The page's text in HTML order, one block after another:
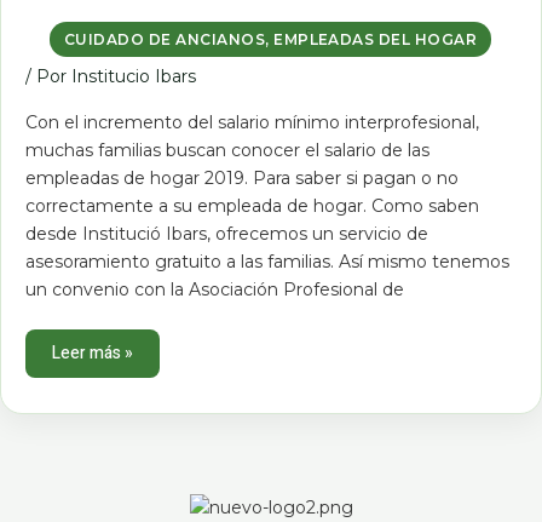
CUIDADO DE ANCIANOS, EMPLEADAS DEL HOGAR
/ Por Institucio Ibars
Con el incremento del salario mínimo interprofesional,
muchas familias buscan conocer el salario de las
empleadas de hogar 2019. Para saber si pagan o no
correctamente a su empleada de hogar. Como saben
desde Institució Ibars, ofrecemos un servicio de
asesoramiento gratuito a las familias. Así mismo tenemos
un convenio con la Asociación Profesional de
2019
Leer más »